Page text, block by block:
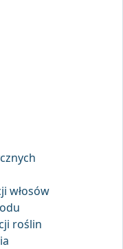
włosów
roślin